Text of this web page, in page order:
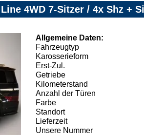
4WD 7-Sitzer / 4x Shz +
Allgemeine Daten:
Fahrzeugtyp
Karosserieform
Erst-Zul.
Getriebe
Kilometerstand
Anzahl der Türen
Farbe
Standort
Lieferzeit
Unsere Nummer